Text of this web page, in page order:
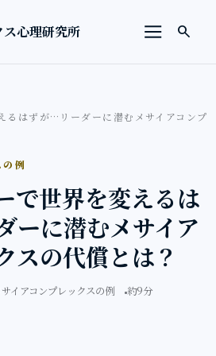
ス心理研究所
メニュー
検索を
search
るはずが…リーダーに潜むメサイアコンプ
の例
で世界を変えるは
ーに潜むメサイア
スの代償とは？
イアコンプレックスの例 約9分